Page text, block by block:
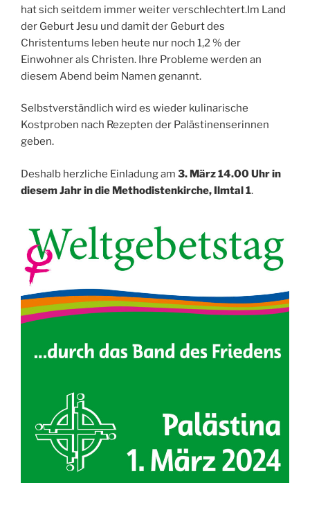
hat sich seitdem immer weiter verschlechtert.Im Land
der Geburt Jesu und damit der Geburt des
Christentums leben heute nur noch 1,2 % der
Einwohner als Christen. Ihre Probleme werden an
diesem Abend beim Namen genannt.
Selbstverständlich wird es wieder kulinarische
Kostproben nach Rezepten der Palästinenserinnen
geben.
Deshalb herzliche Einladung am 3. März 14.00 Uhr in
diesem Jahr in die Methodistenkirche, Ilmtal 1.